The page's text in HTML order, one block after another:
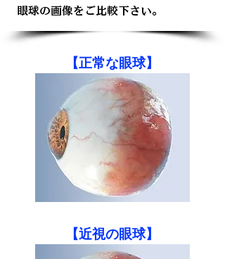
眼球の画像をご比較下さい。
​【正常な眼球】
​【近視の眼球】